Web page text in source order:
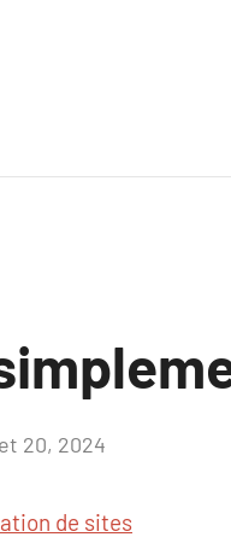
20, 2024
de sites